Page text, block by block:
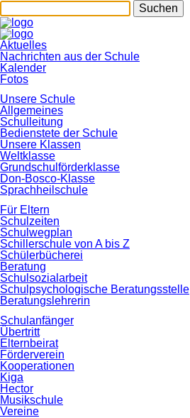
Suchen
Navigation
überspringen
Aktuelles
Nachrichten aus der Schule
Kalender
Fotos
Unsere Schule
Allgemeines
Schulleitung
Bedienstete der Schule
Unsere Klassen
Weltklasse
Grundschulförderklasse
Don-Bosco-Klasse
Sprachheilschule
Für Eltern
Schulzeiten
Schulwegplan
Schillerschule von A bis Z
Schülerbücherei
Beratung
Schulsozialarbeit
Schulpsychologische Beratungsstelle
Beratungslehrerin
Schulanfänger
Übertritt
Elternbeirat
Förderverein
Kooperationen
Kiga
Hector
Musikschule
Vereine